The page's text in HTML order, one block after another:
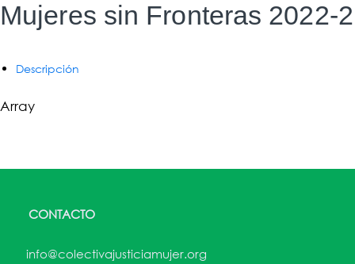
Mujeres sin Fronteras 2022-2
Descripción
Array
CONTACTO
info@colectivajusticiamujer.org